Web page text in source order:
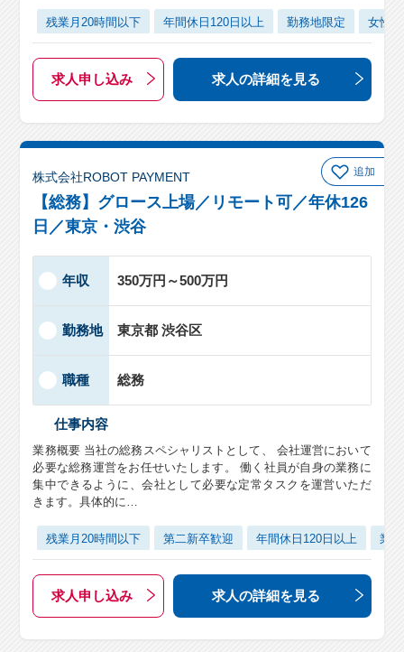
残業月20時間以下 年間休日120日以上 勤務地限定 女性
求人申し込み 求人の詳細を見る
追加
株式会社ROBOT PAYMENT
【総務】グロース上場／リモート可／年休126
日／東京・渋谷
年収 350万円～500万円
勤務地 東京都 渋谷区
職種 総務
仕事内容
業務概要 当社の総務スペシャリストとして、 会社運営において
必要な総務運営をお任せいたします。 働く社員が自身の業務に
集中できるように、会社として必要な定常タスクを運営いただ
きます。具体的に…
残業月20時間以下 第二新卒歓迎 年間休日120日以上 業
求人申し込み 求人の詳細を見る